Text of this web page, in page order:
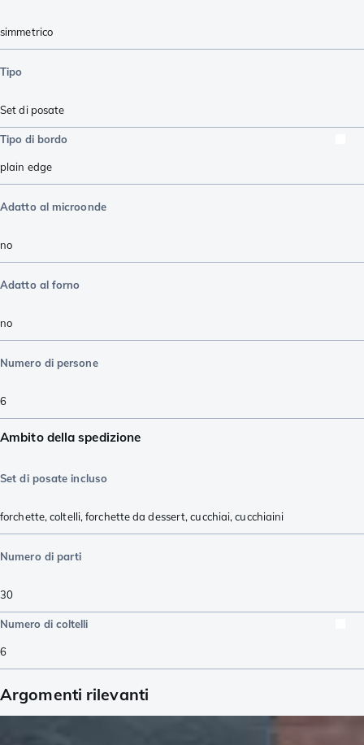
simmetrico
Tipo
Set di posate
Tipo di bordo
plain edge
Adatto al microonde
no
Adatto al forno
no
Numero di persone
6
Ambito della spedizione
Set di posate incluso
forchette,coltelli,forchette da dessert,cucchiai,cucchiaini
Numero di parti
30
Numero di coltelli
6
Argomenti rilevanti